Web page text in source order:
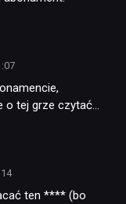
o tej grze czytać…
ten **** (bo